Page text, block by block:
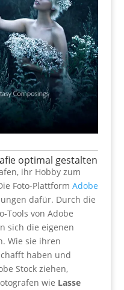
optimal gestalten
ihr Hobby zum
Foto-Plattform Adobe
dafür. Durch die
Tools von Adobe
sich die eigenen
Wie sie ihren
haben und
Stock ziehen,
wie Lasse